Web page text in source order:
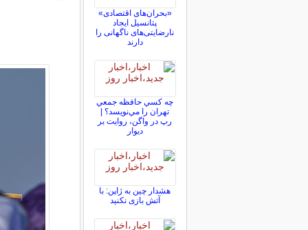
«بحران‌های اقتصادی»
پتانسیل ایجاد
نارضایتی‌های ناگهانی را
دارند
چه كسي حافظه جمعي
تهران را مي‌نويسد؟ |
رپ در واگن، روايت بر
ديوار
هشدار چین به ژاپن: با
آتش بازی نکنید